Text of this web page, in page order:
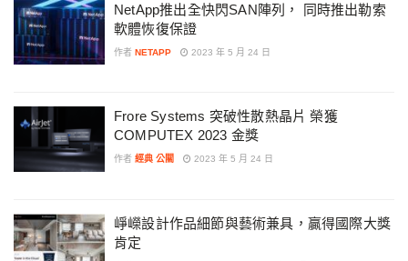
NetApp推出全快閃SAN陣列， 同時推出勒索
軟體恢復保證
作者 NETAPP 2023 年 5 月 24 日
Frore Systems 突破性散熱晶片 榮獲
COMPUTEX 2023 金獎
作者 經典 公關 2023 年 5 月 24 日
崢嶸設計作品細節與藝術兼具，贏得國際大獎
肯定